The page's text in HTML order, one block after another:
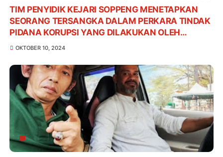
TIM PENYIDIK KEJARI SOPPENG MENETAPKAN
SEORANG TERSANGKA DALAM PERKARA TINDAK
PIDANA KORUPSI YANG DILAKUKAN OLEH
KARYAWAN SALAH SATU BANK PLAT MERAH DI
OKTOBER 10, 2024